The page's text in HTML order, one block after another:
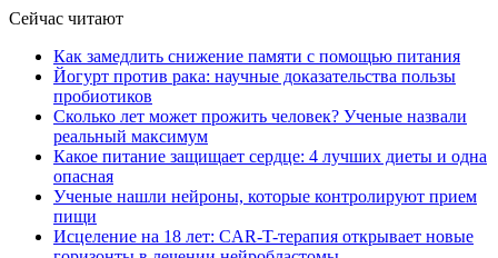
Сейчас читают
Как замедлить снижение памяти с помощью питания
Йогурт против рака: научные доказательства пользы
пробиотиков
Сколько лет может прожить человек? Ученые назвали
реальный максимум
Какое питание защищает сердце: 4 лучших диеты и одна
опасная
Ученые нашли нейроны, которые контролируют прием
пищи
Исцеление на 18 лет: CAR-T-терапия открывает новые